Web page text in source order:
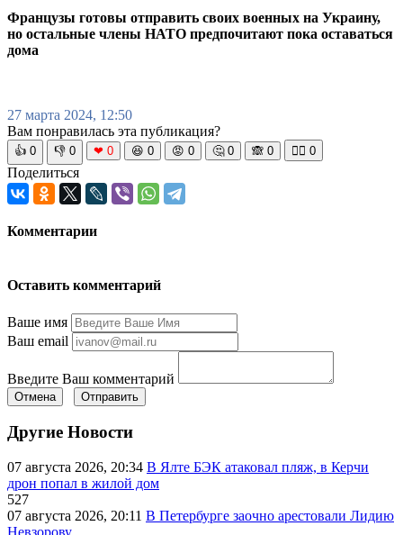
Французы готовы отправить своих военных на Украину,
но остальные члены НАТО предпочитают пока оставаться
дома
27 марта 2024, 12:50
Вам понравилась эта публикация?
👍 0 👎 0 ❤ 0 😆 0 😡 0 🤔 0 🙈 0 🧘‍♀️ 0
Поделиться
Комментарии
Оставить комментарий
Ваше имя
Ваш email
Введите Ваш комментарий
Отмена Отправить
Другие Новости
07 августа 2026, 20:34 В Ялте БЭК атаковал пляж, в Керчи
дрон попал в жилой дом
527
07 августа 2026, 20:11 В Петербурге заочно арестовали Лидию
Невзорову